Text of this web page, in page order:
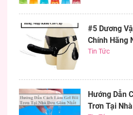
#5 Dương
Chính Hãng
Cấp
Tin Tức
Hướng Dẫn
Trơn Tại